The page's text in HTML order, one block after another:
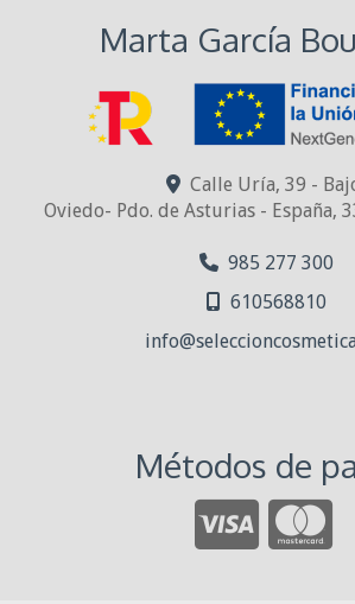
Marta García
Calle Uría, 39 -
Oviedo- Pdo. de Asturias - España,
985 277 300
610568810
info
Métodos de